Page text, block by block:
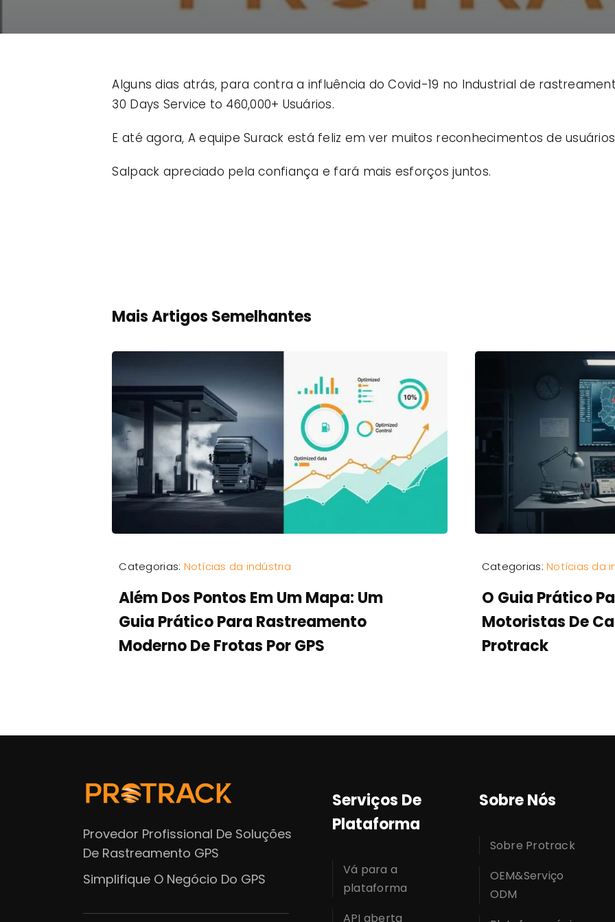
Alguns dias atrás, para contra a influência do Covid-19 no Industrial de
30 Days Service to 460,000+ Usuários.
E até agora, A equipe Surack está feliz em ver muitos reconhecimentos de
Salpack apreciado pela confiança e fará mais esforços juntos.
Mais Artigos Semelhantes
Categorias: Notícias da indústria
Além Dos Pontos Em Um Mapa: Um
Guia Prático Para Rastreamento
Moderno De Frotas Por GPS
Categorias:Notícias da
O Guia Prático
Motoristas De
Protrack
Provedor Profissional De Soluções
De Rastreamento GPS
Simplifique O Negócio Do GPS
Serviços De
Plataforma
Vá para a
plataforma
API aberta
Sobre Nós
Sobre Protrack
OEM&Serviço
ODM